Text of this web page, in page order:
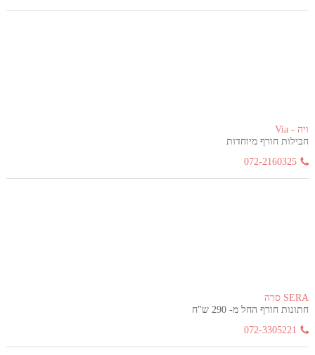
ויה - Via
חבילות חורף מיוחדות
072-2160325
SERA סרה
חתונות חורף החל מ- 290 ש"ח
072-3305221